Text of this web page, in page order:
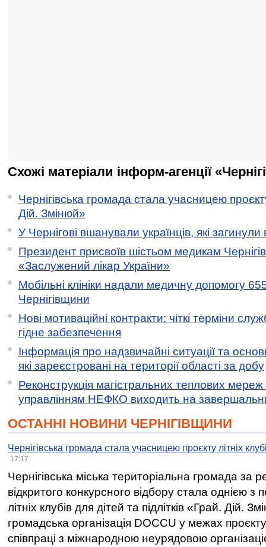
Схожі матеріали інформ-агенції
Чернігівська громада стала учасницею
Дій. Змінюй»
У Чернігові вшанували українців, які загинули
Президент присвоїв шістьом медикам
«Заслужений лікар України»
Мобільні клініки надали медичну допомогу
Чернігівщини
Нові мотиваційні контракти: чіткі терміни
гідне забезпечення
Інформація про надзвичайні ситуації та
які зареєстровані на території області за добу
Реконструкція магістральних теплових мереж
управлінням НЕФКО виходить на
ОСТАННІ НОВИНИ ЧЕРНІГІВЩИНИ
Чернігівська громада стала учасницею проєкту літніх
17:17
Чернігівська міська територіальна громада за
відкритого конкурсного відбору стала однією
літніх клубів для дітей та підлітків «Грай. Дій.
громадська організація DOCCU у межах
співпраці з міжнародною неурядовою